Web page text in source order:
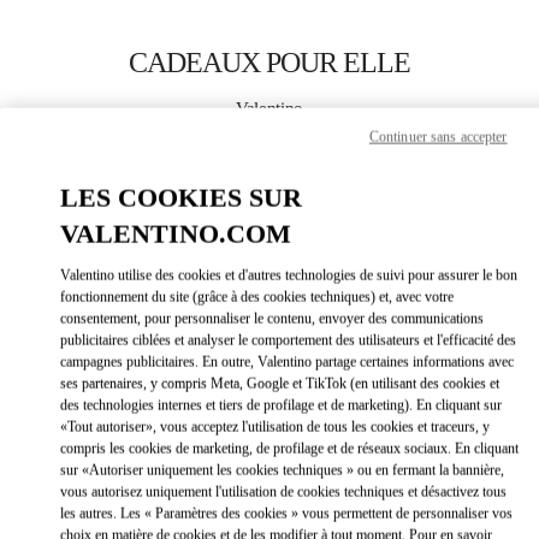
CADEAUX POUR ELLE
Valentino
APPELLE MAINTENANT
Link Opens in New Tab
LES COOKIES SUR
VALENTINO.COM
Valentino utilise des cookies et d'autres technologies de suivi pour assurer le bon
fonctionnement du site (grâce à des cookies techniques) et, avec votre
consentement, pour personnaliser le contenu, envoyer des communications
publicitaires ciblées et analyser le comportement des utilisateurs et l'efficacité des
campagnes publicitaires. En outre, Valentino partage certaines informations avec
ses partenaires, y compris Meta, Google et TikTok (en utilisant des cookies et
des technologies internes et tiers de profilage et de marketing). En cliquant sur
«Tout autoriser», vous acceptez l'utilisation de tous les cookies et traceurs, y
compris les cookies de marketing, de profilage et de réseaux sociaux. En cliquant
sur «Autoriser uniquement les cookies techniques » ou en fermant la bannière,
vous autorisez uniquement l'utilisation de cookies techniques et désactivez tous
les autres. Les « Paramètres des cookies » vous permettent de personnaliser vos
choix en matière de cookies et de les modifier à tout moment. Pour en savoir
Continuer sans accepter